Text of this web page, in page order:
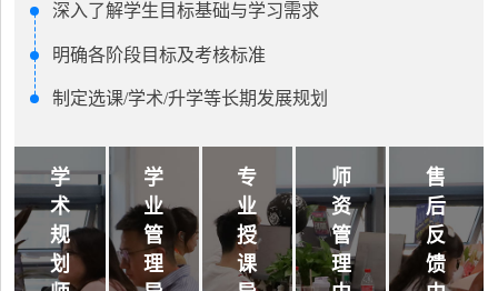
深入了解学生目标基础与学习需求
明确各阶段目标及考核标准
制定选课/学术/升学等长期发展规划
学
术
规
划
学
业
管
理
专
业
授
课
师
资
管
理
售
后
反
馈